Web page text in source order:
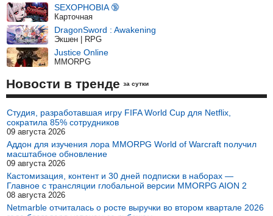
SEXOPHOBIA 🔞
Карточная
DragonSword : Awakening
Экшен | RPG
Justice Online
MMORPG
Новости в тренде за сутки
Студия, разработавшая игру FIFA World Cup для Netflix,
сократила 85% сотрудников
09 августа 2026
Аддон для изучения лора MMORPG World of Warcraft получил
масштабное обновление
09 августа 2026
Кастомизация, контент и 30 дней подписки в наборах —
Главное с трансляции глобальной версии MMORPG AION 2
08 августа 2026
Netmarble отчиталась о росте выручки во втором квартале 2026